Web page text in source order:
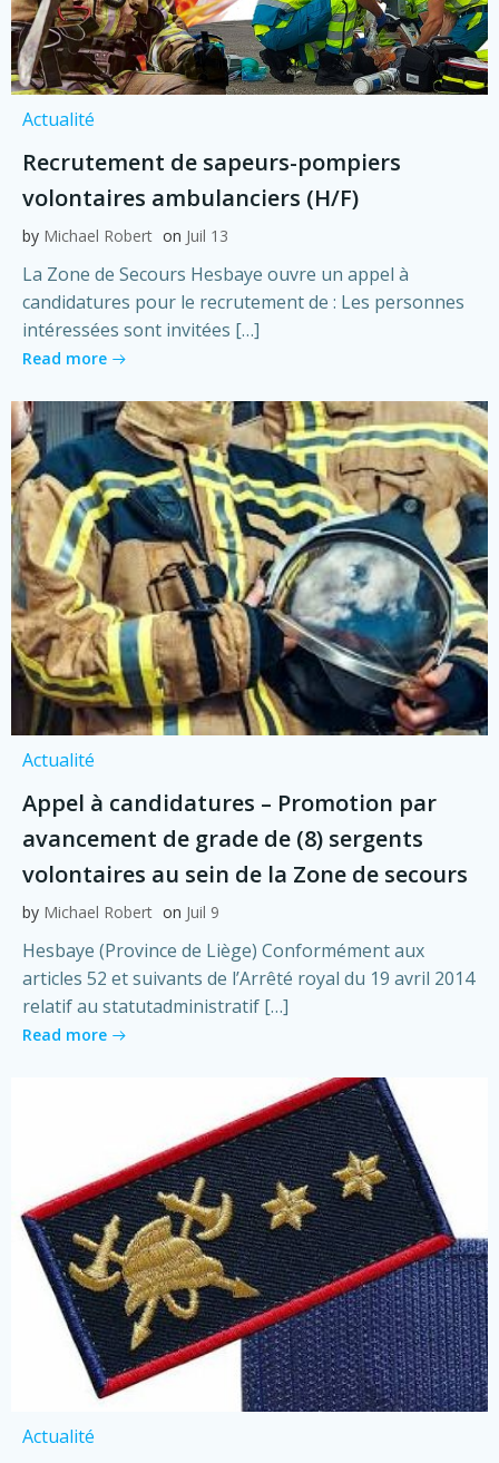
Actualité
Recrutement de sapeurs-pompiers
volontaires ambulanciers (H/F)
by Michael Robert on Juil 13
La Zone de Secours Hesbaye ouvre un appel à
candidatures pour le recrutement de : Les personnes
intéressées sont invitées […]
Read more
Actualité
Appel à candidatures – Promotion par
avancement de grade de (8) sergents
volontaires au sein de la Zone de secours
by Michael Robert on Juil 9
Hesbaye (Province de Liège) Conformément aux
articles 52 et suivants de l’Arrêté royal du 19 avril 2014
relatif au statutadministratif […]
Read more
Actualité